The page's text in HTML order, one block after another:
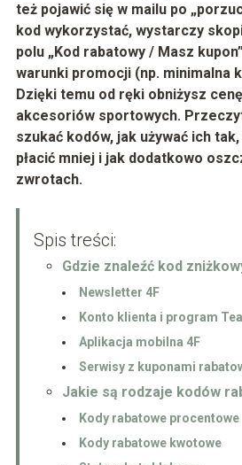
też pojawić się w mailu po
kod wykorzystać, wystarczy
polu „Kod rabatowy / Masz
warunki promocji (np. minimalna
Dzięki temu od ręki obniżysz
akcesoriów sportowych.
szukać kodów, jak używać ich
płacić mniej i jak dodatkowo
zwrotach.
Spis treści:
Gdzie znaleźć kod
Newsletter 4F
Konto klienta i program
Aplikacja mobilna 4F
Serwisy z kuponami
Jakie są rodzaje kodów
Kody rabatowe procentowe
Kody rabatowe kwotowe